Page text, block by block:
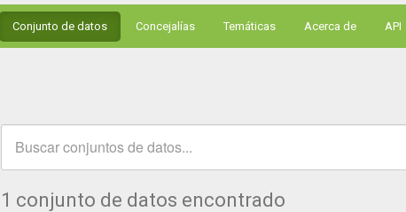
Conjunto de datos Concejalías Temáticas Acerca de API
1 conjunto de datos encontrado